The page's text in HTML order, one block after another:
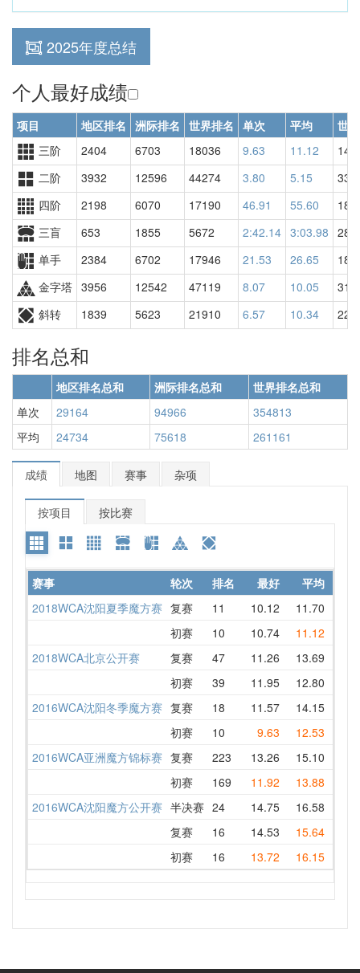
2025年度总结
个人最好成绩
项目 地区排名 洲际排名 世界排名 单次 平均
世
三阶
2404 6703 18036 9.63 11.12
二阶
3932 12596 44274 3.80 5.15
四阶
2198 6070 17190 46.91 55.60
三盲
653 1855 5672 2:42.14 3:03.98
单手
2384 6702 17946 21.53 26.65
金字塔 3956 12542 47119 8.07 10.05
斜转
1839 5623 21910 6.57 10.34
排名总和
地区排名总和 洲际排名总和
世界排名总和
单次
29164 94966
354813
平均
24734 75618 261161
成绩 地图 赛事 杂项
按项目 按比赛
赛事 轮次 排名 最好 平均
2018WCA沈阳夏季魔方赛 复赛 11 10.12 11.70
初赛 10 10.74 11.12
2018WCA北京公开赛 复赛 47 11.26 13.69
初赛 39 11.95 12.80
2016WCA沈阳冬季魔方赛 复赛 18 11.57 14.15
初赛 10 9.63 12.53
2016WCA亚洲魔方锦标赛 复赛 223 13.26 15.10
初赛 169 11.92 13.88
2016WCA沈阳魔方公开赛 半决赛 24 14.75 16.58
复赛 16 14.53 15.64
初赛 16 13.72 16.15